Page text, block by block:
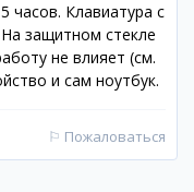
часов. Клавиатура с
защитном стекле
не влияет (см.
и сам ноутбук.
⚐ Пожаловаться